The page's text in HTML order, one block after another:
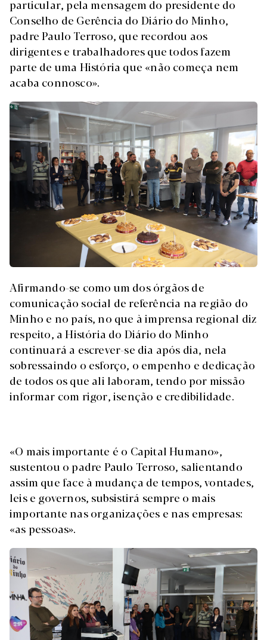
particular, pela mensagem do presidente do
Conselho de Gerência do Diário do Minho,
padre Paulo Terroso, que recordou aos
dirigentes e trabalhadores que todos fazem
parte de uma História que «não começa nem
acaba connosco».
Afirmando-se como um dos órgãos de
comunicação social de referência na região do
Minho e no país, no que à imprensa regional diz
respeito, a História do Diário do Minho
continuará a escrever-se dia após dia, nela
sobressaindo o esforço, o empenho e dedicação
de todos os que ali laboram, tendo por missão
informar com rigor, isenção e credibilidade.
«O mais importante é o Capital Humano»,
sustentou o padre Paulo Terroso, salientando
assim que face à mudança de tempos, vontades,
leis e governos, subsistirá sempre o mais
importante nas organizações e nas empresas:
«as pessoas».